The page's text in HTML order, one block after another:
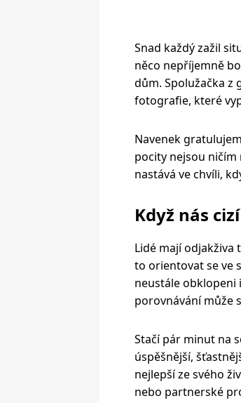
Snad každý zažil
něco nepříjemně
dům. Spolužačka z
fotografie, které
Navenek
pocity nejsou ničím
nastává ve chvíli,
Když nás
Lidé mají odjakživa
to orientovat se ve
neustále obklopeni
porovnávání může
Stačí pár minut na
úspěšnější,
nejlepší ze svého
nebo partnerské